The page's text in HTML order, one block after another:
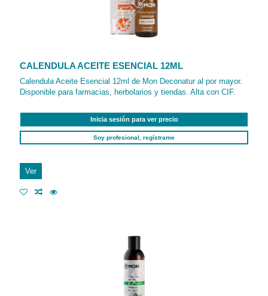
CALENDULA ACEITE ESENCIAL 12ML
Calendula Aceite Esencial 12ml de Mon Deconatur al por mayor.
Disponible para farmacias, herbolarios y tiendas. Alta con CIF.
Inicia sesión para ver precio
Soy profesional, regístrame
Ver